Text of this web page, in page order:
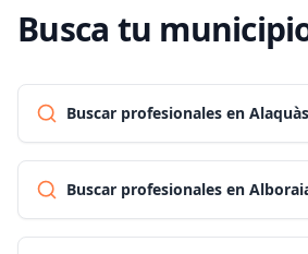
Busca tu
Buscar profesionales en Alaquàs
Buscar profesionales en